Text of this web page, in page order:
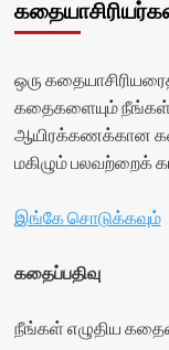
ஒரு
கதைகளையும் நீங்கள்
ஆயிரக்கணக்கான
மகிழும் பலவற்றைக்
இங்கே சொடுக்கவும்
கதைப்பதிவு
நீங்கள் எழுதிய